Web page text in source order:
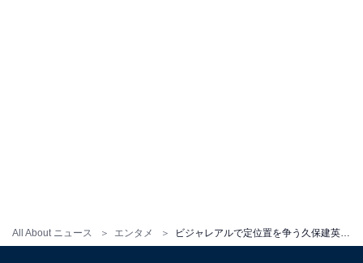
All About ニュース エンタメ
しかし、新型コロナウイルスの感染拡大により、日本代